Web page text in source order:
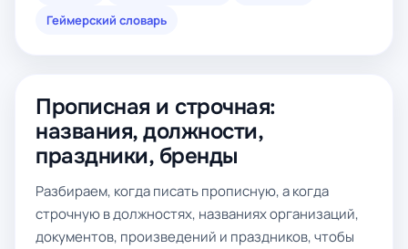
Геймерский словарь
Прописная и строчная:
названия, должности,
праздники, бренды
Разбираем, когда писать прописную, а когда
строчную в должностях, названиях организаций,
документов, произведений и праздников, чтобы